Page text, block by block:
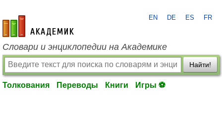
academic.ru
EN DE ES FR
Словари и энциклопедии на Академике
Найти!
Толкования Переводы Книги Игры ⚽